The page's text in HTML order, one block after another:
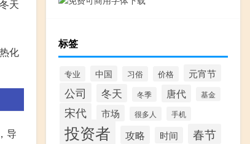
天
化
导
标签
专业 中国 习俗 价格 元宵节
公司 冬天 冬季 唐代 基金
宋代 市场 很多人 手机
投资者 攻略 时间 春节